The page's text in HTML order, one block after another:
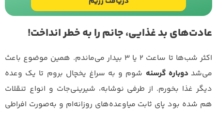
عادت‌های بد غذایی، جانم را به خطر انداخت!
اکثر شب‌ها تا ساعت ۲ یا ۳ بیدار می‌ماندم. همین موضوع باعث
می‌شد دوباره گرسنه شوم و به سراغ یخچال بروم تا یک وعده
دیگر غذا بخورم. از طرفی نوشابه، شیرینی‌جات و انواع تنقلات
هم شده بود پای ثابت میا‌وعده‌های روزانه‌ام و به‌صورت افراطی